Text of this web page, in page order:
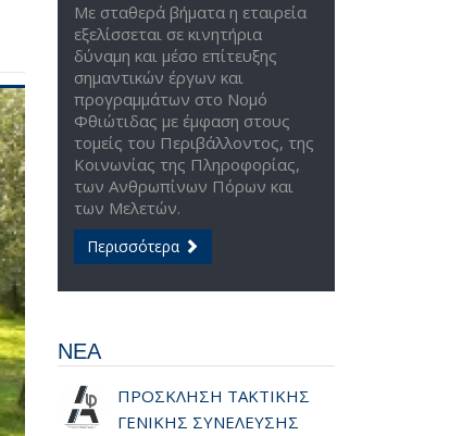
Με σταθερά βήματα η εταιρεία
εξελίσσεται σε κινητήρια
δύναμη και μέσο επίτευξης
σημαντικών έργων και
προγραμμάτων στο Νομό
Φθιώτιδας με έμφαση στους
τομείς του Περιβάλλοντος, της
Κοινωνίας της Πληροφορίας,
των Ανθρωπίνων Πόρων και
των Μελετών.
Περισσότερα
ΝΕΑ
ΠΡΟΣΚΛΗΣΗ ΤΑΚΤΙΚΗΣ
ΓΕΝΙΚΗΣ ΣΥΝΕΛΕΥΣΗΣ